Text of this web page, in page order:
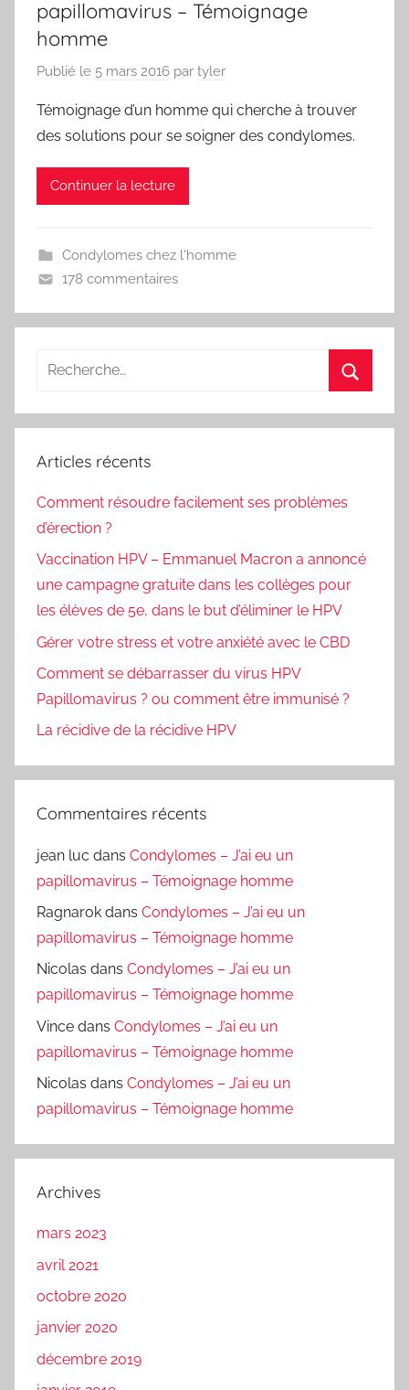
papillomavirus – Témoignage
homme
Publié le 5 mars 2016 par tyler
Témoignage d’un homme qui cherche à trouver
des solutions pour se soigner des condylomes.
Continuer la lecture
Condylomes chez l'homme
178 commentaires
Recherche
:
Articles récents
Comment résoudre facilement ses problèmes
d’érection ?
Vaccination HPV – Emmanuel Macron a annoncé
une campagne gratuite dans les collèges pour
les élèves de 5e, dans le but d’éliminer le HPV
Gérer votre stress et votre anxiété avec le CBD
Comment se débarrasser du virus HPV
Papillomavirus ? ou comment être immunisé ?
La récidive de la récidive HPV
Commentaires récents
jean luc dans Condylomes – J’ai eu un
papillomavirus – Témoignage homme
Ragnarok dans Condylomes – J’ai eu un
papillomavirus – Témoignage homme
Nicolas dans Condylomes – J’ai eu un
papillomavirus – Témoignage homme
Vince dans Condylomes – J’ai eu un
papillomavirus – Témoignage homme
Nicolas dans Condylomes – J’ai eu un
papillomavirus – Témoignage homme
Archives
mars 2023
avril 2021
octobre 2020
janvier 2020
décembre 2019